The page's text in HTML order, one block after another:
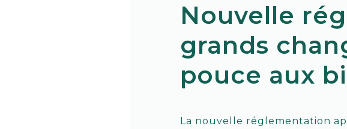
Nouvelle
grands
pouce aux
La nouvelle réglementation